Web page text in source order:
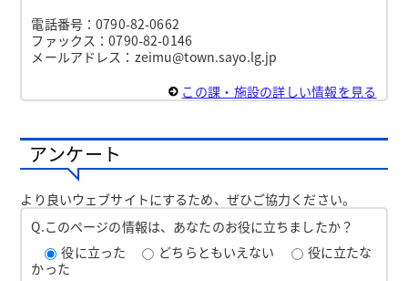
電話番号：0790-82-0662
ファックス：0790-82-0146
メールアドレス：zeimu@town.sayo.lg.jp
この課・施設の詳しい情報を見る
アンケート
より良いウェブサイトにするため、ぜひご協力ください。
Q.このページの情報は、あなたのお役に立ちましたか？
役に立った
どちらともいえない
役に立たな
かった